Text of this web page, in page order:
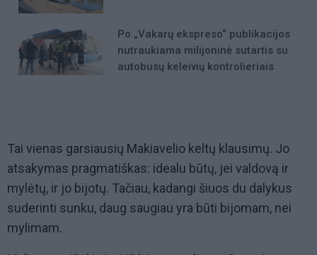
Po „Vakarų ekspreso“ publikacijos
nutraukiama milijoninė sutartis su
autobusų keleivių kontrolieriais
Tai vienas garsiausių Makiavelio keltų klausimų. Jo
atsakymas pragmatiškas: idealu būtų, jei valdovą ir
mylėtų, ir jo bijotų. Tačiau, kadangi šiuos du dalykus
suderinti sunku, daug saugiau yra būti bijomam, nei
mylimam.